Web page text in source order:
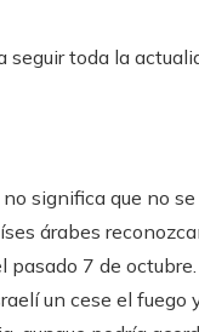
seguir toda la
significa que no
árabes
pasado 7 de
un cese el fuego